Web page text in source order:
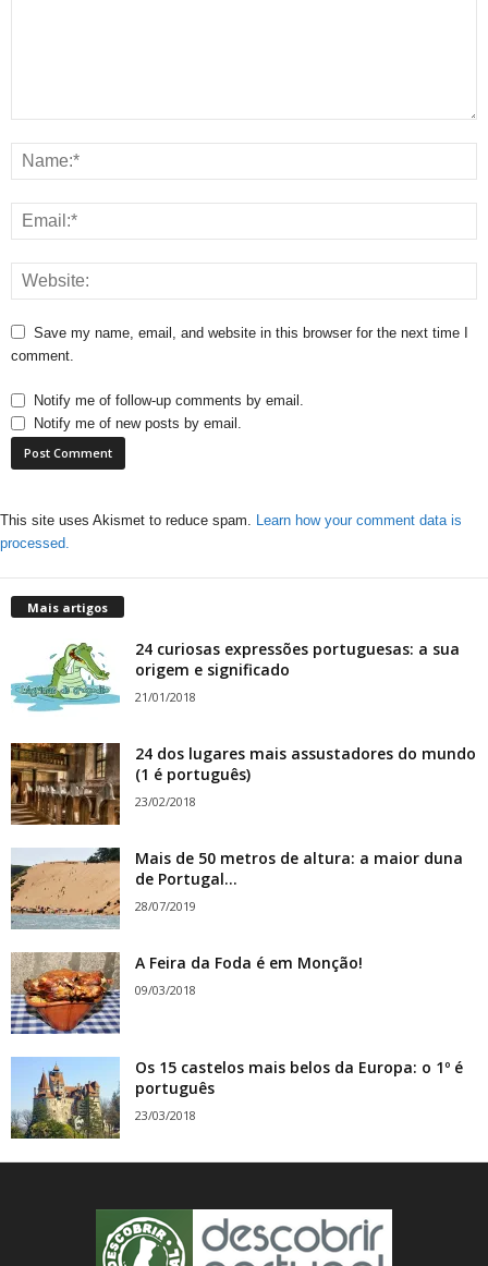
Save my name, email, and website in this browser for the next time I
comment.
Notify me of follow-up comments by email.
Notify me of new posts by email.
This site uses Akismet to reduce spam. Learn how your comment data is
processed.
Mais artigos
24 curiosas expressões portuguesas: a sua
origem e significado
21/01/2018
24 dos lugares mais assustadores do mundo
(1 é português)
23/02/2018
Mais de 50 metros de altura: a maior duna
de Portugal...
28/07/2019
A Feira da Foda é em Monção!
09/03/2018
Os 15 castelos mais belos da Europa: o 1º é
português
23/03/2018